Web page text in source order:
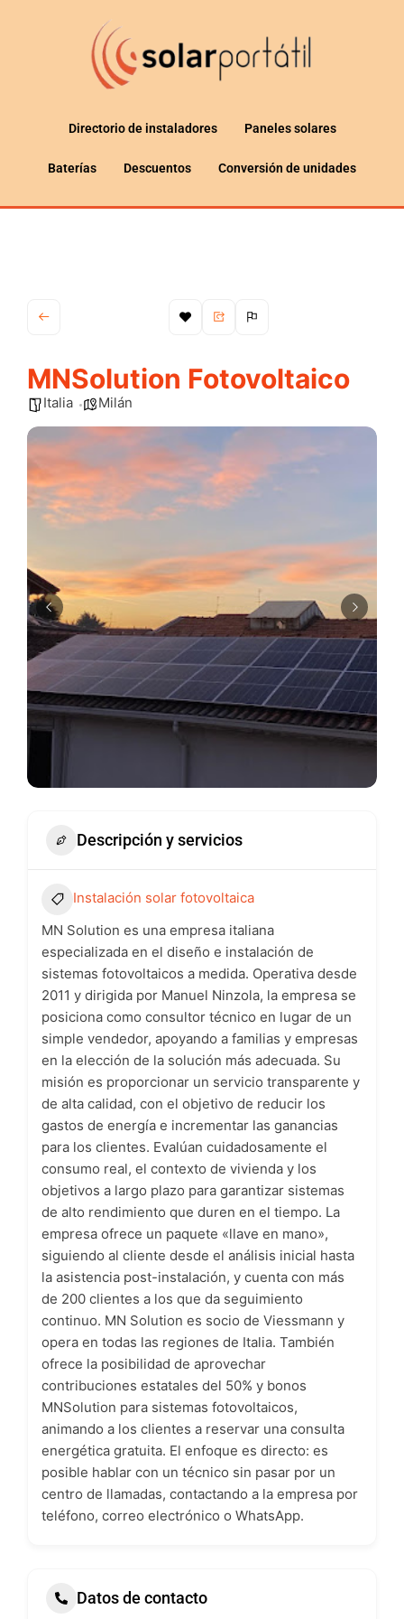
Directorio de instaladores Paneles solares
Baterías Descuentos Conversión de unidades
MNSolution Fotovoltaico
Italia Milán
Descripción y servicios
Instalación solar fotovoltaica
MN Solution es una empresa italiana
especializada en el diseño e instalación de
sistemas fotovoltaicos a medida. Operativa desde
2011 y dirigida por Manuel Ninzola, la empresa se
posiciona como consultor técnico en lugar de un
simple vendedor, apoyando a familias y empresas
en la elección de la solución más adecuada. Su
misión es proporcionar un servicio transparente y
de alta calidad, con el objetivo de reducir los
gastos de energía e incrementar las ganancias
para los clientes. Evalúan cuidadosamente el
consumo real, el contexto de vivienda y los
objetivos a largo plazo para garantizar sistemas
de alto rendimiento que duren en el tiempo. La
empresa ofrece un paquete «llave en mano»,
siguiendo al cliente desde el análisis inicial hasta
la asistencia post-instalación, y cuenta con más
de 200 clientes a los que da seguimiento
continuo. MN Solution es socio de Viessmann y
opera en todas las regiones de Italia. También
ofrece la posibilidad de aprovechar
contribuciones estatales del 50% y bonos
MNSolution para sistemas fotovoltaicos,
animando a los clientes a reservar una consulta
energética gratuita. El enfoque es directo: es
posible hablar con un técnico sin pasar por un
centro de llamadas, contactando a la empresa por
teléfono, correo electrónico o WhatsApp.
Datos de contacto